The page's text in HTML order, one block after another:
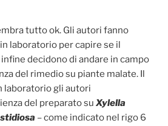
tutto ok. Gli autori fanno
laboratorio per capire se il
decidono di andare in campo
del rimedio su piante malate. Il
laboratorio gli autori
del preparato su Xylella
– come indicato nel rigo 6